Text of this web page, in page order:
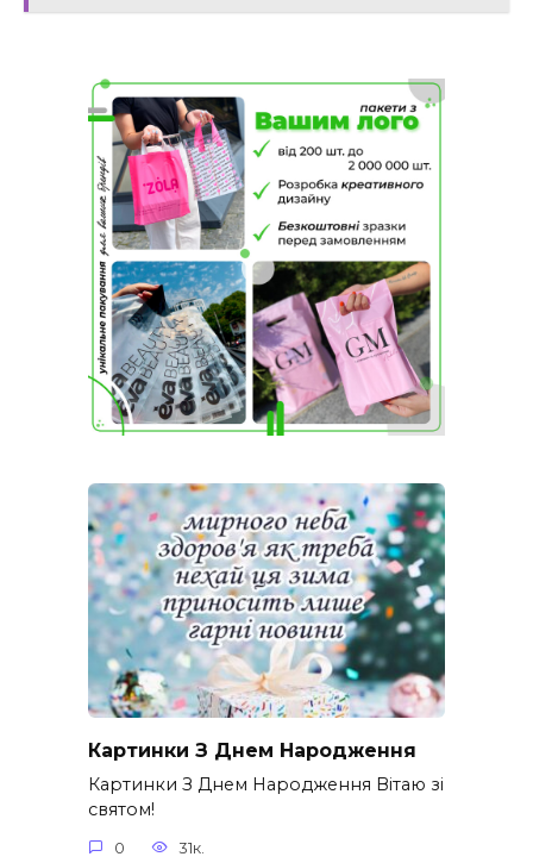
Картинки З Днем Народження
Картинки З Днем Народження Вітаю зі
святом!
0 31к.